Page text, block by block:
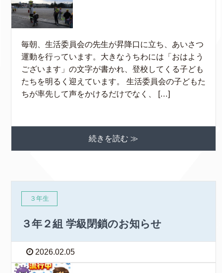
毎朝、生活委員会の先生が昇降口に立ち、あいさつ
運動を行っています。大きなうちわには「おはよう
ございます」の文字が書かれ、登校してくる子ども
たちを明るく迎えています。 生活委員会の子どもた
ちが率先して声をかけるだけでなく、 […]
続きを読む ≫
３年生
３年２組 学級閉鎖のお知らせ
2026.02.05